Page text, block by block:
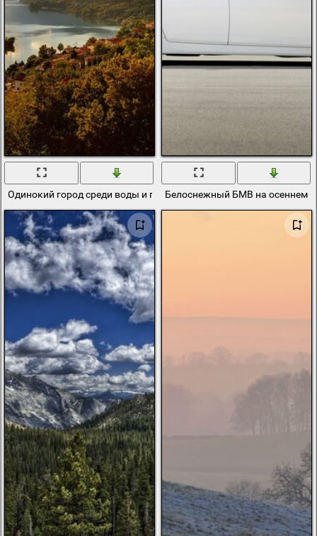
Одинокий город среди воды и гор Белоснежный БМВ на осеннем